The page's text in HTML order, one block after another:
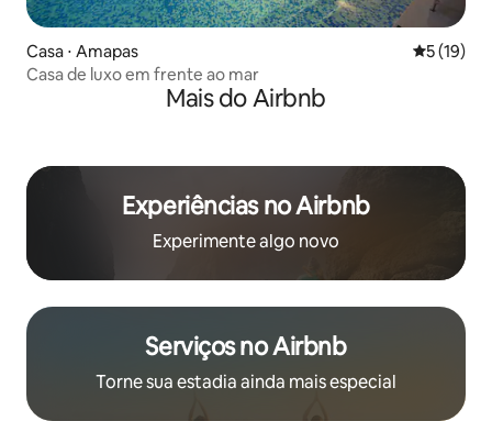
Casa ⋅ Amapas 5 de uma
5 (19)
Casa de luxo em frente ao mar
Mais do Airbnb
Experiências no Airbnb
Experimente algo novo
Serviços no Airbnb
Torne sua estadia ainda mais especial